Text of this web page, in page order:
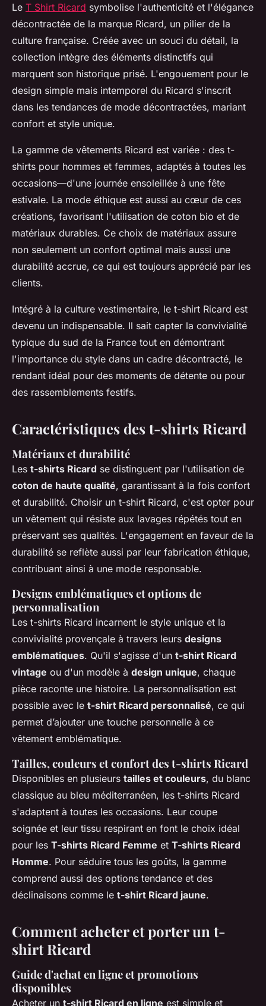
Le T Shirt Ricard symbolise l'authenticité et l'élégance
décontractée de la marque Ricard, un pilier de la
culture française. Créée avec un souci du détail, la
collection intègre des éléments distinctifs qui
marquent son historique prisé. L'engouement pour le
design simple mais intemporel du Ricard s'inscrit
dans les tendances de mode décontractées, mariant
confort et style unique.
La gamme de vêtements Ricard est variée : des t-
shirts pour hommes et femmes, adaptés à toutes les
occasions—d'une journée ensoleillée à une fête
estivale. La mode éthique est aussi au cœur de ces
créations, favorisant l'utilisation de coton bio et de
matériaux durables. Ce choix de matériaux assure
non seulement un confort optimal mais aussi une
durabilité accrue, ce qui est toujours apprécié par les
clients.
Intégré à la culture vestimentaire, le t-shirt Ricard est
devenu un indispensable. Il sait capter la convivialité
typique du sud de la France tout en démontrant
l'importance du style dans un cadre décontracté, le
rendant idéal pour des moments de détente ou pour
des rassemblements festifs.
Caractéristiques des t-shirts Ricard
Matériaux et durabilité
Les t-shirts Ricard se distinguent par l'utilisation de
coton de haute qualité, garantissant à la fois confort
et durabilité. Choisir un t-shirt Ricard, c'est opter pour
un vêtement qui résiste aux lavages répétés tout en
préservant ses qualités. L'engagement en faveur de la
durabilité se reflète aussi par leur fabrication éthique,
contribuant ainsi à une mode responsable.
Designs emblématiques et options de
personnalisation
Les t-shirts Ricard incarnent le style unique et la
convivialité provençale à travers leurs designs
emblématiques. Qu'il s'agisse d'un t-shirt Ricard
vintage ou d'un modèle à design unique, chaque
pièce raconte une histoire. La personnalisation est
possible avec le t-shirt Ricard personnalisé, ce qui
permet d’ajouter une touche personnelle à ce
vêtement emblématique.
Tailles, couleurs et confort des t-shirts Ricard
Disponibles en plusieurs tailles et couleurs, du blanc
classique au bleu méditerranéen, les t-shirts Ricard
s'adaptent à toutes les occasions. Leur coupe
soignée et leur tissu respirant en font le choix idéal
pour les T-shirts Ricard Femme et T-shirts Ricard
Homme. Pour séduire tous les goûts, la gamme
comprend aussi des options tendance et des
déclinaisons comme le t-shirt Ricard jaune.
Comment acheter et porter un t-
shirt Ricard
Guide d'achat en ligne et promotions
disponibles
Acheter un t-shirt Ricard en ligne est simple et